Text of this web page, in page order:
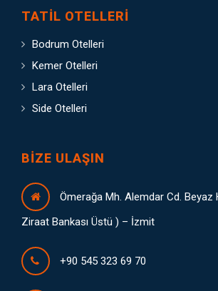
TATIL OTELLERI
Bodrum Otelleri
Kemer Otelleri
Lara Otelleri
Side Otelleri
BIZE ULAŞIN
Ömerağa Mh. Alemdar Cd. Beyaz
Ziraat Bankası Üstü ) – İzmit
+90 545 323 69 70